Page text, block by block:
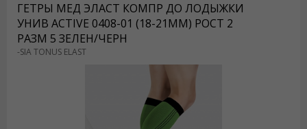
ГЕТРЫ МЕД ЭЛАСТ КОМПР ДО ЛОДЫЖКИ
УНИВ ACTIVE 0408-01 (18-21ММ) РОСТ 2
РАЗМ 5 ЗЕЛЕН/ЧЕРН
-SIA TONUS ELAST